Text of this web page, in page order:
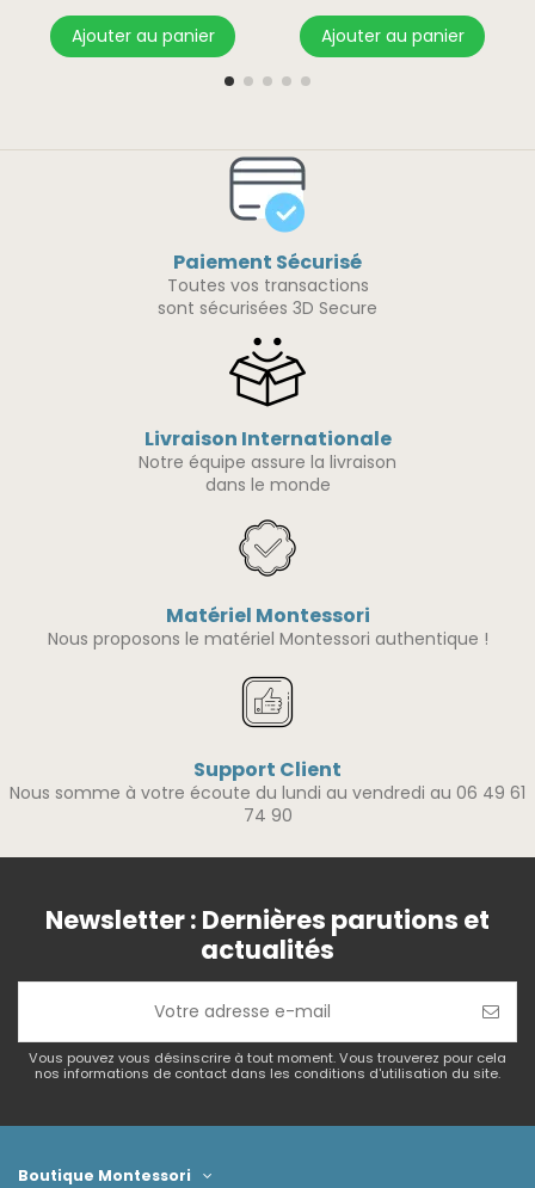
Ajouter au panier Ajouter au panier
Paiement Sécurisé
Toutes vos transactions
sont sécurisées 3D Secure
Livraison Internationale
Notre équipe assure la livraison
dans le monde
Matériel Montessori
Nous proposons le matériel Montessori authentique !
Support Client
Nous somme à votre écoute du lundi au vendredi au 06 49 61
74 90
Newsletter : Dernières parutions et
actualités
Vous pouvez vous désinscrire à tout moment. Vous trouverez pour cela
nos informations de contact dans les conditions d'utilisation du site.
Boutique Montessori